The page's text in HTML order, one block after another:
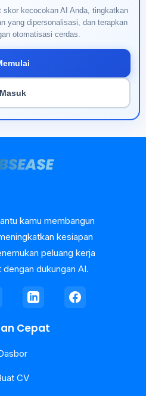
skor kecocokan AI Anda, tingkatkan
yang dipersonalisasi, dan terapkan
otomatisasi cerdas.
Masuk
kamu membangun
kesiapan
peluang kerja
dukungan AI.
Cepat
CV